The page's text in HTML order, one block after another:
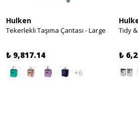
Hulken
Tekerlekli Taşıma Çantası - Large
₺ 9,817.14
+6
₺